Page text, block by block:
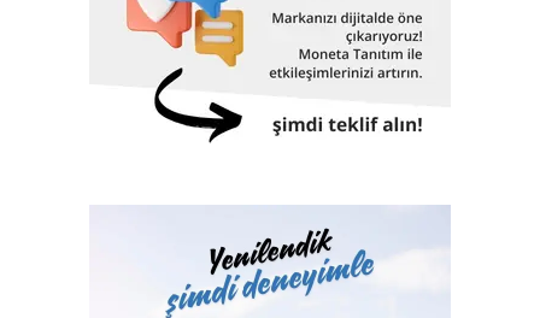
Sultan Selim Köprüsü, Osman Gazi Köprüsü, 1915
Çanakkale Köprüsü, Yüksek Hızlı Tren, TCG Anadolu
Gemisi, Nene Hatun Sondaj Gemisi, Rize-Artvin Havalimanı,
birçok futbol stadyumu bunlardan sadece birkaçıdır.
Klaslama, yasal sertifikasyon, test, muayene,
Vakfı, fiziki alanlarının yeterliliği ve gelişmeye açık oluşu
ile büyüme yolunda hızla ilerliyor. Türk Loydu, Türkiye’nin
milli kuruluşudur. Yetkisi olan alanlar hemen hemen